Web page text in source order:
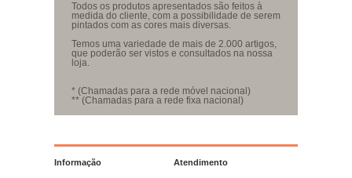
Todos os produtos apresentados são feitos à
medida do cliente, com a possibilidade de serem
pintados com as cores mais diversas.
Temos uma variedade de mais de 2.000 artigos,
que poderão ser vistos e consultados na nossa
loja.
* (Chamadas para a rede móvel nacional)
** (Chamadas para a rede fixa nacional)
Informação Atendimento